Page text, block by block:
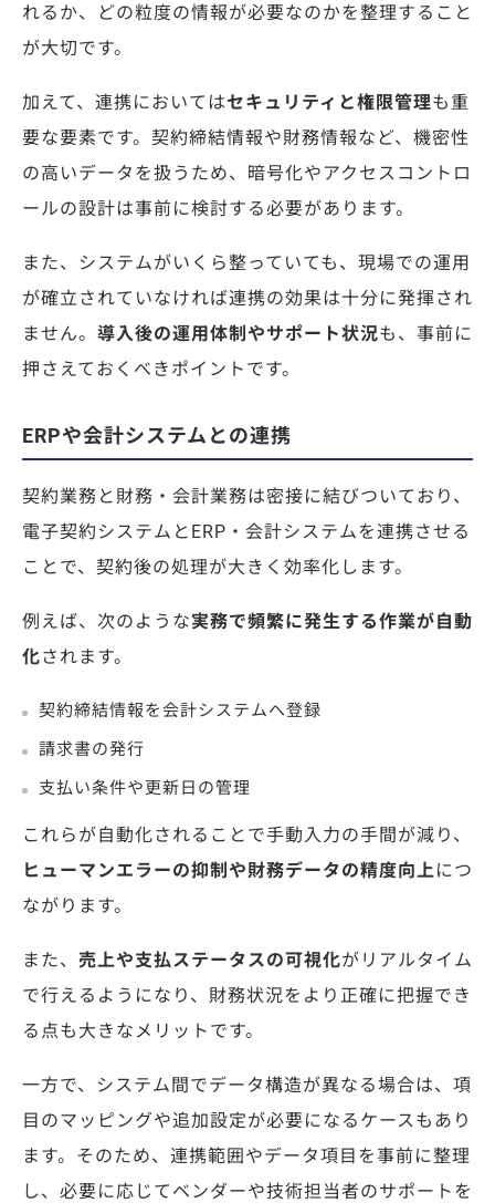
れるか、どの粒度の情報が必要なのかを整理すること
が大切です。
加えて、連携においてはセキュリティと権限管理も重
要な要素です。契約締結情報や財務情報など、機密性
の高いデータを扱うため、暗号化やアクセスコントロ
ールの設計は事前に検討する必要があります。
また、システムがいくら整っていても、現場での運用
が確立されていなければ連携の効果は十分に発揮され
ません。 導入後の運用体制やサポート状況も、事前に
押さえておくべきポイントです。
ERPや会計システムとの連携
契約業務と財務・会計業務は密接に結びついており、
電子契約システムとERP・会計システムを連携させる
ことで、契約後の処理が大きく効率化します。
例えば、次のような実務で頻繁に発生する作業が自動
化されます。
契約締結情報を会計システムへ登録
請求書の発行
支払い条件や更新日の管理
これらが自動化されることで手動入力の手間が減り、
ヒューマンエラーの抑制や財務データの精度向上につ
ながります。
また、 売上や支払ステータスの可視化がリアルタイム
で行えるようになり、財務状況をより正確に把握でき
る点も大きなメリットです。
一方で、システム間でデータ構造が異なる場合は、項
目のマッピングや追加設定が必要になるケースもあり
ます。そのため、連携範囲やデータ項目を事前に整理
し、必要に応じてベンダーや技術担当者のサポートを